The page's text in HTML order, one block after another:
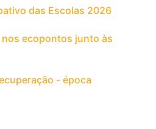
das Escolas 2026
ecopontos junto às
- época